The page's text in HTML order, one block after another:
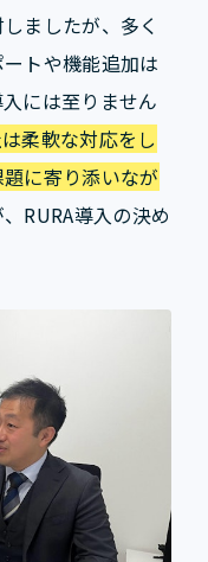
ましたが、多く
トや機能追加は
には至りません
柔軟な対応をし
に寄り添いなが
RURA導入の決め